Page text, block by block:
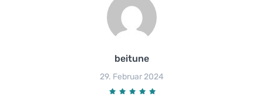
beitune
29. Februar 2024